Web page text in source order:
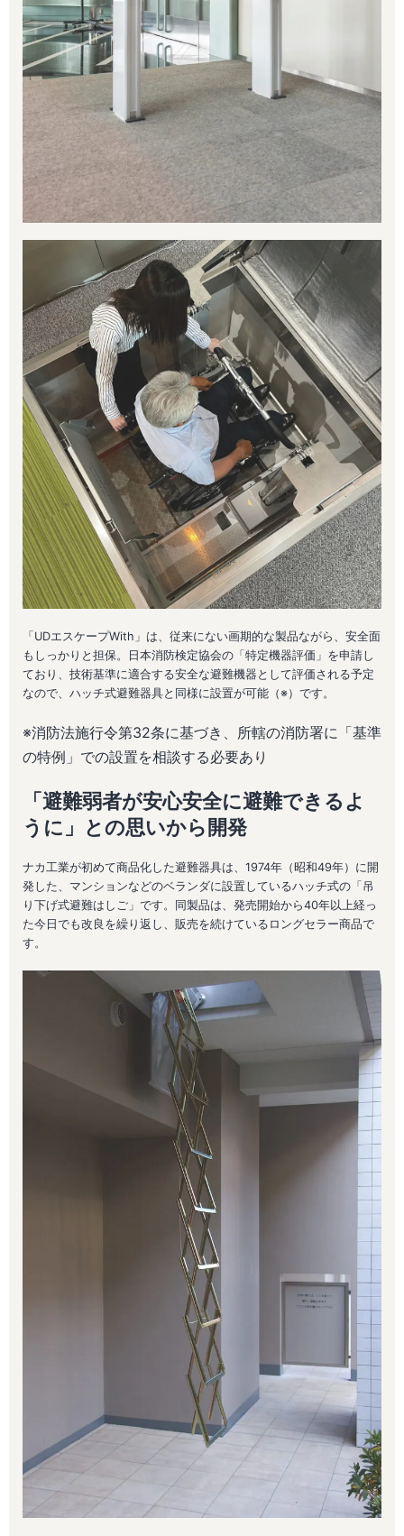
「UDエスケープWith」は、従来にない画期的な製品ながら、安全面
もしっかりと担保。日本消防検定協会の「特定機器評価」を申請し
ており、技術基準に適合する安全な避難機器として評価される予定
なので、ハッチ式避難器具と同様に設置が可能（※）です。
※消防法施行令第32条に基づき、所轄の消防署に「基準
の特例」での設置を相談する必要あり
「避難弱者が安心安全に避難できるよ
うに」との思いから開発
ナカ工業が初めて商品化した避難器具は、1974年（昭和49年）に開
発した、マンションなどのベランダに設置しているハッチ式の「吊
り下げ式避難はしご」です。同製品は、発売開始から40年以上経っ
た今日でも改良を繰り返し、販売を続けているロングセラー商品で
す。